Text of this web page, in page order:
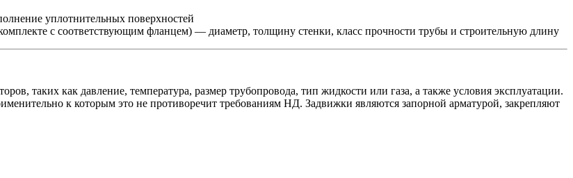
уплотнительных поверхностей
с соответствующим фланцем) — диаметр, толщину стенки, класс прочности трубы и строительную длину
таких как давление, температура, размер трубопровода, тип жидкости или газа, а также условия эксплуатации.
к которым это не противоречит требованиям НД. Задвижки являются запорной арматурой, закрепляют